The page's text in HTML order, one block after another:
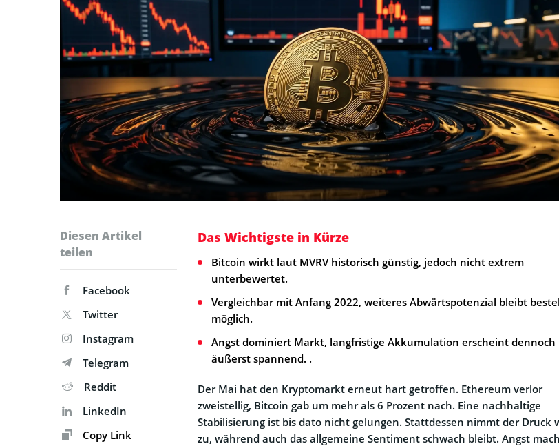
Diesen Artikel
teilen
Facebook
Twitter
Instagram
Telegram
Reddit
LinkedIn
Copy Link
Das Wichtigste in Kürze
Bitcoin wirkt laut MVRV historisch günstig, jedoch nicht extrem
unterbewertet.
Vergleichbar mit Anfang 2022, weiteres Abwärtspotenzial bleibt
möglich.
Angst dominiert Markt, langfristige Akkumulation erscheint dennoch
äußerst spannend. .
Der Mai hat den Kryptomarkt erneut hart getroffen. Ethereum verlor
zweistellig, Bitcoin gab um mehr als 6 Prozent nach. Eine nachhaltige
Stabilisierung ist bis dato nicht gelungen. Stattdessen nimmt der Druck
zu, während auch das allgemeine Sentiment schwach bleibt. Angst